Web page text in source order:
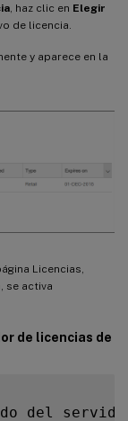
, haz clic en Elegir
de licencia.
y aparece en la
Licencias,
se activa
de licencias de
del